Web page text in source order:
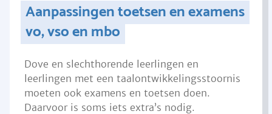
Aanpassingen toetsen en examens
vo, vso en mbo
Dove en slechthorende leerlingen en
leerlingen met een taalontwikkelingsstoornis
moeten ook examens en toetsen doen.
Daarvoor is soms iets extra’s nodig.